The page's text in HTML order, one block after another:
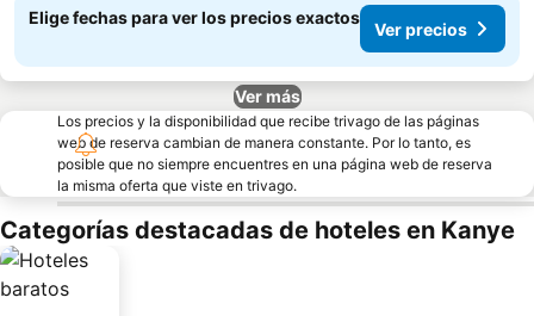
Elige fechas para ver los precios exactos
Ver precios
Ver más
Los precios y la disponibilidad que recibe trivago de las páginas
web de reserva cambian de manera constante. Por lo tanto, es
posible que no siempre encuentres en una página web de reserva
la misma oferta que viste en trivago.
Categorías destacadas de hoteles en Kanye